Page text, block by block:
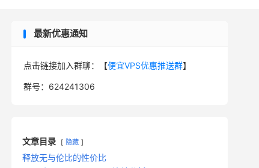
最新优惠通知
点击链接加入群聊：【便宜VPS优惠推送群】
群号：624241306
文章目录 隐藏
释放无与伦比的性价比